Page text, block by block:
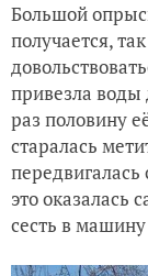
Большой
получается,
привезла воды
раз половину
старалась
передвигалась
это оказалась
сесть в